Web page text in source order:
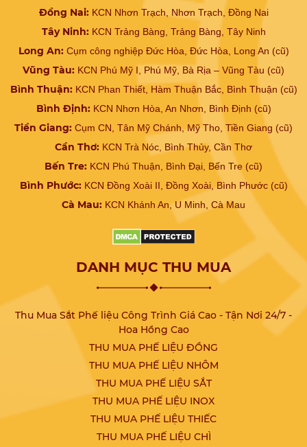
Đồng Nai: KCN Nhơn Trạch, Nhơn Trạch, Đồng Nai
Tây Ninh: KCN Trảng Bàng, Trảng Bàng, Tây Ninh
Long An: Cụm công nghiệp Đức Hòa, Đức Hòa, Long An (cũ)
Vũng Tàu: KCN Phú Mỹ I, Phú Mỹ, Bà Rịa – Vũng Tàu (cũ)
Bình Thuận:KCN Phan Thiết, Hàm Thuận Bắc, Bình Thuận (cũ)
Bình Định: KCN Nhơn Hòa, An Nhơn, Bình Định (cũ)
Tiền Giang: Cụm CN, Tân Mỹ Chánh, Mỹ Tho, Tiền Giang (cũ)
Cần Thơ: KCN Trà Nóc, Bình Thủy, Cần Thơ
Bến Tre: KCN Phú Thuận, Bình Đại, Bến Tre (cũ)
Bình Phước: KCN Đồng Xoài II, Đồng Xoài, Bình Phước (cũ)
Cà Mau: KCN Khánh An, U Minh, Cà Mau
DANH MỤC THU MUA
Thu Mua Sắt Phế liệu Công Trình Giá Cao - Tận Nơi 24/7 -
Hoa Hồng Cao
THU MUA PHẾ LIỆU ĐỒNG
THU MUA PHẾ LIỆU NHÔM
THU MUA PHẾ LIỆU SẮT
THU MUA PHẾ LIỆU INOX
THU MUA PHẾ LIỆU THIẾC
THU MUA PHẾ LIỆU CHÌ